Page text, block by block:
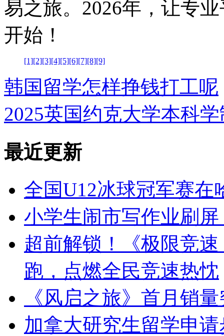
易之旅。2026年，让专
开始！
[1][2][3][4][5][6][7][8][9]
韩国留学怎样挣钱打工呢
2025英国约克大学本科
最近更新
全国U12冰球冠军赛在
小学生闹市写作业刷
超前解锁！《极限竞
跑，点燃全民竞速热忱
《风启之旅》首月销
加拿大研究生留学申请